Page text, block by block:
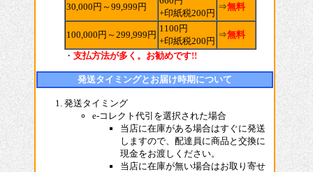
30,000円～99,999円
+印紙税200円
⇒無料
100,000円～299,999円
1100円
+印紙税200円
⇒無料
・ 支払方法が多く。お勧めです!!
発送タイミングとお届け時期について
発送タイミング
e-コレクト代引を選択された場合
当店に在庫がある場合はすぐに発送
しますので、配達員に商品と交換に
現金をお渡しください。
当店に在庫が無い場合はお取り寄せ